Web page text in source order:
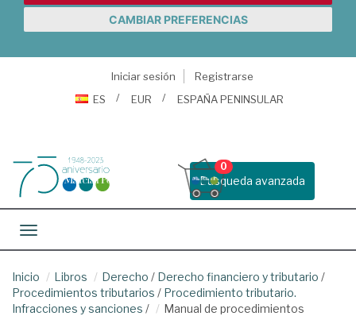
CAMBIAR PREFERENCIAS
Iniciar sesión
Registrarse
ES
EUR ESPAÑA PENINSULAR
Busqueda avanzada
0
Toggle navigation
Inicio Libros Derecho / Derecho financiero y tributario /
Procedimientos tributarios / Procedimiento tributario.
Infracciones y sanciones /
Manual de procedimientos